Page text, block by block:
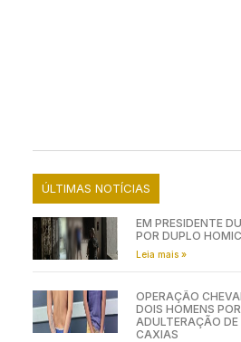
ÚLTIMAS NOTÍCIAS
EM PRESIDENTE
POR DUPLO
Leia mais »
OPERAÇÃO
DOIS HOMENS
ADULTERAÇÃO
CAXIAS